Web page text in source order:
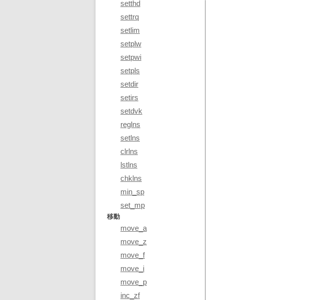
setthd
settrq
setlim
setplw
setpwi
setpls
setdir
setirs
setdvk
reglns
setlns
clrlns
lstlns
chklns
min_sp
set_mp
移動
move_a
move_z
move_f
move_i
move_p
inc_zf